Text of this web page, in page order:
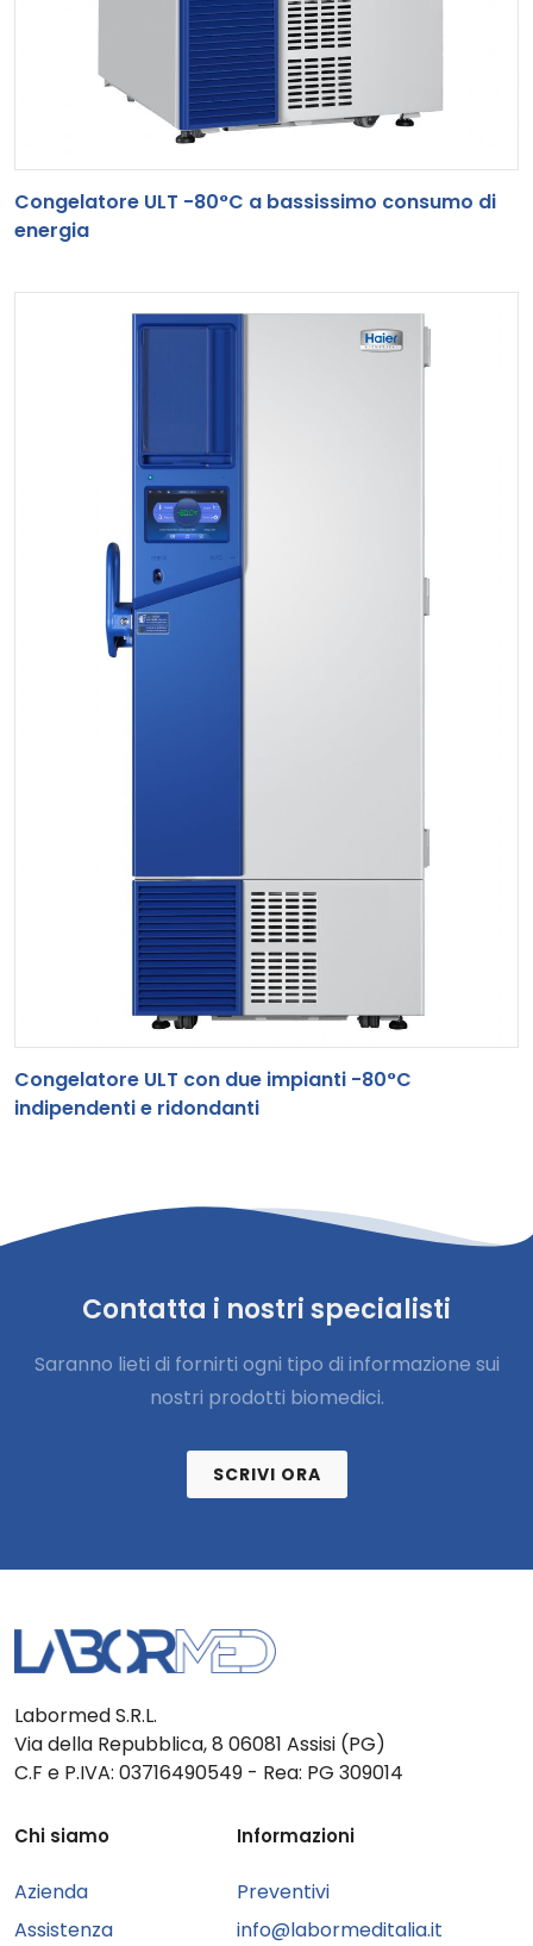
Congelatore ULT -80°C a bassissimo consumo di
energia
Congelatore ULT con due impianti -80°C
indipendenti e ridondanti
Contatta i nostri specialisti
Saranno lieti di fornirti ogni tipo di informazione sui
nostri prodotti biomedici.
SCRIVI ORA
Labormed S.R.L.
Via della Repubblica, 8 06081 Assisi (PG)
C.F e P.IVA: 03716490549 - Rea: PG 309014
Chi siamo
Azienda
Assistenza
Informazioni
Preventivi
info@labormeditalia.it